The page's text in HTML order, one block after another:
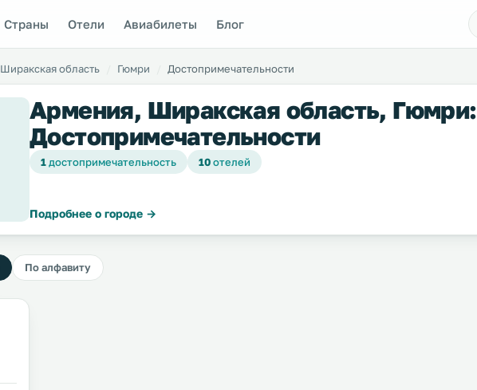
Страны Отели Авиабилеты Блог
Ширакская область Гюмри Достопримечательности
Армения, Ширакская область, Гюмри:
Достопримечательности
1достопримечательность 10отелей
Подробнее о городе →
По алфавиту